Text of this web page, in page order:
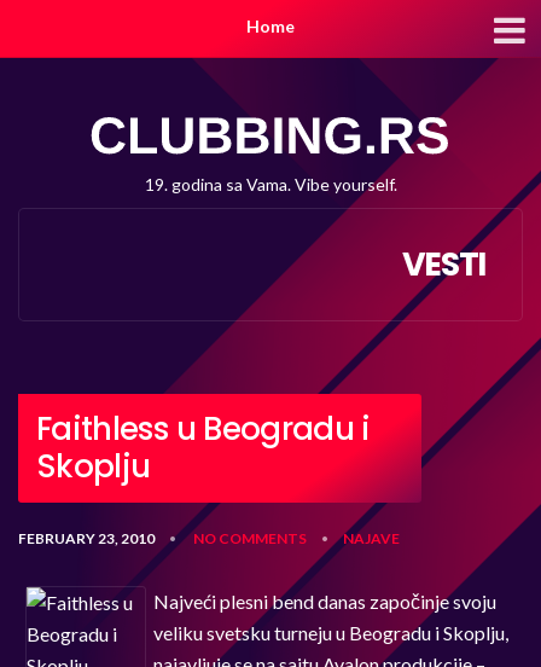
Home
19. godina sa Vama. Vibe yourself.
VESTI
Faithless u Beogradu i
Skoplju
FEBRUARY 23, 2010 • NO COMMENTS • NAJAVE
Najveći plesni bend danas započinje svoju
veliku svetsku turneju u Beogradu i Skoplju,